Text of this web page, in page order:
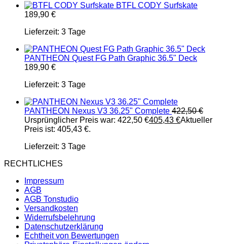
BTFL CODY Surfskate
189,90 €
Lieferzeit: 3 Tage
PANTHEON Quest FG Path Graphic 36.5" Deck
189,90 €
Lieferzeit: 3 Tage
PANTHEON Nexus V3 36.25" Complete 422,50€
Ursprünglicher Preis war: 422,50 €405,43 €Aktueller
Preis ist: 405,43 €.
Lieferzeit: 3 Tage
RECHTLICHES
Impressum
AGB
AGB Tonstudio
Versandkosten
Widerrufsbelehrung
Datenschutzerklärung
Echtheit von Bewertungen